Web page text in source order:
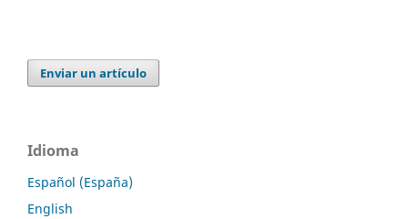
Enviar un artículo
Idioma
Español (España)
English